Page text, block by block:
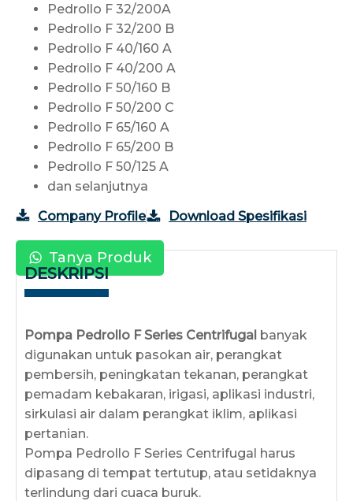
Pedrollo F 32/200A
Pedrollo F 32/200 B
Pedrollo F 40/160 A
Pedrollo F 40/200 A
Pedrollo F 50/160 B
Pedrollo F 50/200 C
Pedrollo F 65/160 A
Pedrollo F 65/200 B
Pedrollo F 50/125 A
dan selanjutnya
Company Profile
Download Spesifikasi
Tanya Produk
DESKRIPSI
Pompa Pedrollo F Series Centrifugal banyak
digunakan untuk pasokan air, perangkat
pembersih, peningkatan tekanan, perangkat
pemadam kebakaran, irigasi, aplikasi industri,
sirkulasi air dalam perangkat iklim, aplikasi
pertanian.
Pompa Pedrollo F Series Centrifugal harus
dipasang di tempat tertutup, atau setidaknya
terlindung dari cuaca buruk.